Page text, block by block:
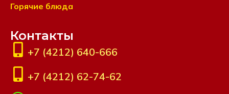
Горячие блюда
Контакты
+7 (4212) 640-666
+7 (4212) 62-74-62